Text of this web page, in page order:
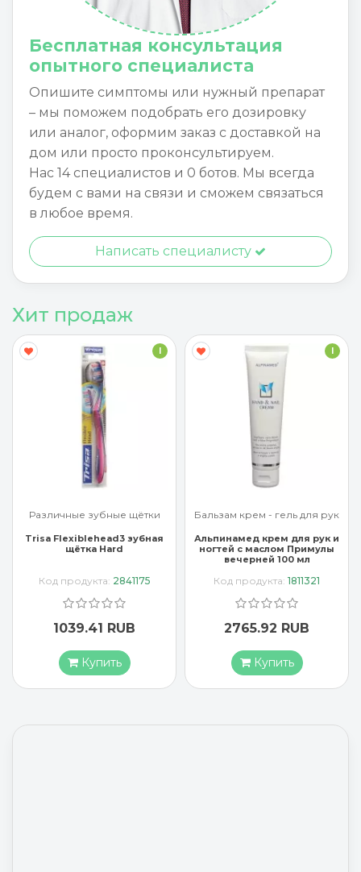
Бесплатная консультация
опытного специалиста
Опишите симптомы или нужный препарат
– мы поможем подобрать его дозировку
или аналог, оформим заказ с доставкой на
дом или просто проконсультируем.
Нас 14 специалистов и 0 ботов. Мы всегда
будем с вами на связи и сможем связаться
в любое время.
Написать специалисту
Хит продаж
щётки
зубная
Бальзам крем - гель для рук
Альпинамед крем для рук и
ногтей с маслом Примулы
Код продукта:
2765.92 RUB
Бальзам крем - гель
Арроу крем для
миндальным
Код продукта:
1883.17